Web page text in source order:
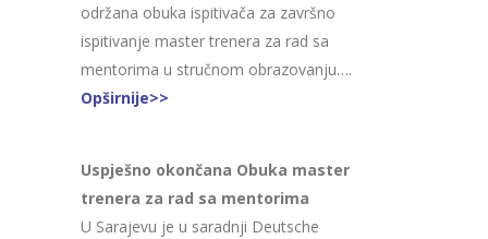
održana obuka ispitivača za završno
ispitivanje master trenera za rad sa
mentorima u stručnom obrazovanju….
Opširnije>>
Uspješno okončana Obuka master
trenera za rad sa mentorima
U Sarajevu je u saradnji Deutsche